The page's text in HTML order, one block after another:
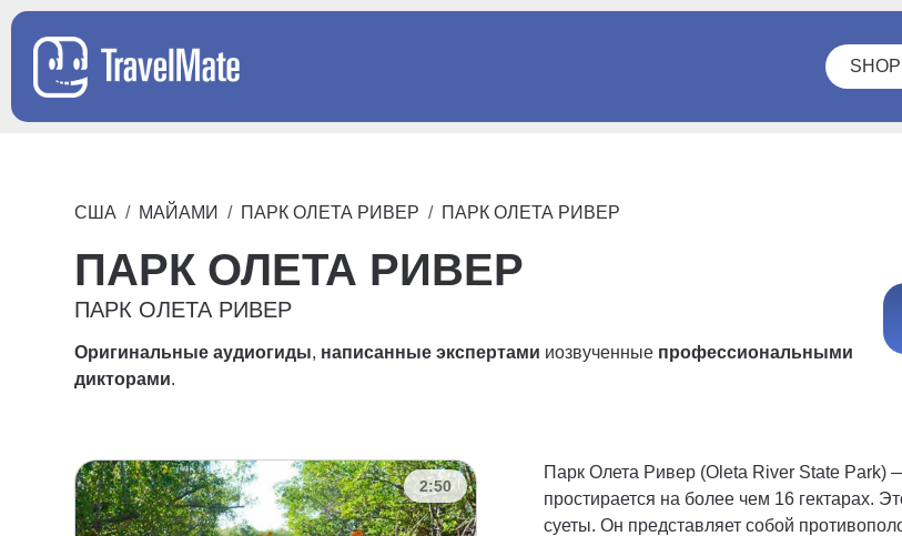
SHOP
США МАЙАМИ ПАРК ОЛЕТА РИВЕР ПАРК ОЛЕТА РИВЕР
ПАРК ОЛЕТА РИВЕР
ПАРК ОЛЕТА РИВЕР
Оригинальные аудиогиды, написанные экспертами иозвученные профессиональными
дикторами.
2:50
Парк Олета Ривер (Oleta River State Park)
простирается на более чем 16 гектарах.
суеты. Он представляет собой